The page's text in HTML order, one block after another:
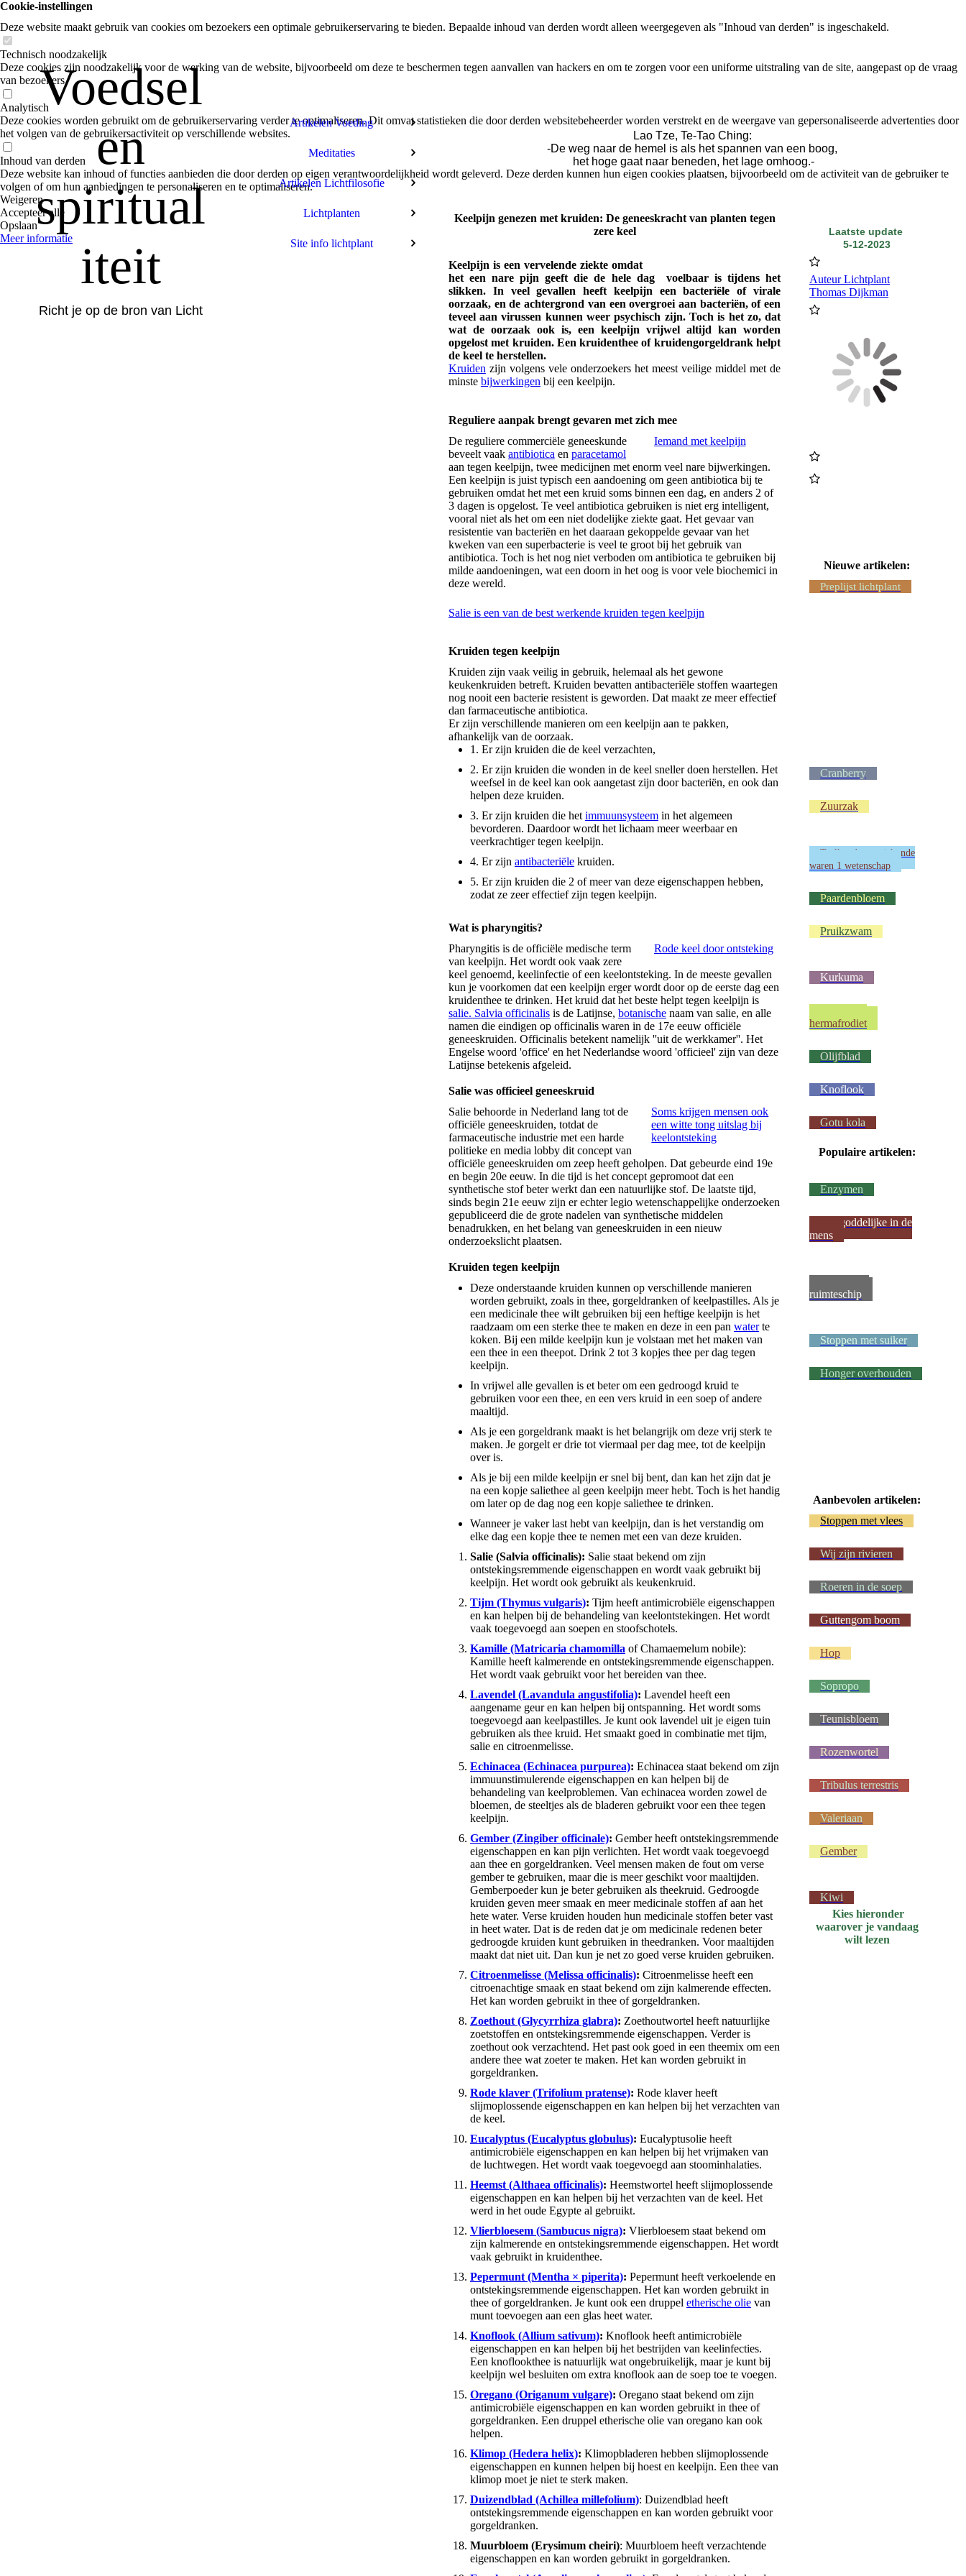
Voedsel
en
spiritual
iteit
Richt je op de bron van Licht
Artikelen Voeding
Meditaties
Artikelen Lichtfilosofie
Lichtplanten
Site info lichtplant
Lao Tze, Te-Tao Ching:
-De weg naar de hemel is als het spannen van een boog,
het hoge gaat naar beneden, het lage omhoog.-
Keelpijn genezen met kruiden: De geneeskracht van planten tegen
zere keel
Keelpijn is een vervelende ziekte omdat
het een nare pijn geeft die de hele dag voelbaar is tijdens het
slikken. In veel gevallen heeft keelpijn een bacteriële of virale
oorzaak, en de achtergrond van een overgroei aan bacteriën, of een
teveel aan virussen kunnen weer psychisch zijn. Toch is het zo, dat
wat de oorzaak ook is, een keelpijn vrijwel altijd kan worden
opgelost met kruiden. Een kruidenthee of kruidengorgeldrank helpt
de keel te herstellen.
Kruiden zijn volgens vele onderzoekers het meest veilige middel met de
minste bijwerkingen bij een keelpijn.
Reguliere aanpak brengt gevaren met zich mee
Iemand met keelpijn
De reguliere commerciële geneeskunde
beveelt vaak antibiotica en paracetamol
aan tegen keelpijn, twee medicijnen met enorm veel nare bijwerkingen.
Een keelpijn is juist typisch een aandoening om geen antibiotica bij te
gebruiken omdat het met een kruid soms binnen een dag, en anders 2 of
3 dagen is opgelost. Te veel antibiotica gebruiken is niet erg intelligent,
vooral niet als het om een niet dodelijke ziekte gaat. Het gevaar van
resistentie van bacteriën en het daaraan gekoppelde gevaar van het
kweken van een superbacterie is veel te groot bij het gebruik van
antibiotica. Toch is het nog niet verboden om antibiotica te gebruiken bij
milde aandoeningen, wat een doorn in het oog is voor vele biochemici in
deze wereld.
Salie is een van de best werkende kruiden tegen keelpijn
Kruiden tegen keelpijn
Kruiden zijn vaak veilig in gebruik, helemaal als het gewone
keukenkruiden betreft. Kruiden bevatten antibacteriële stoffen waartegen
nog nooit een bacterie resistent is geworden. Dat maakt ze meer effectief
dan farmaceutische antibiotica.
Er zijn verschillende manieren om een keelpijn aan te pakken,
afhankelijk van de oorzaak.
1. Er zijn kruiden die de keel verzachten,
2. Er zijn kruiden die wonden in de keel sneller doen herstellen. Het
weefsel in de keel kan ook aangetast zijn door bacteriën, en ook dan
helpen deze kruiden.
3. Er zijn kruiden die het immuunsysteemin het algemeen
bevorderen. Daardoor wordt het lichaam meer weerbaar en
veerkrachtiger tegen keelpijn.
4. Er zijn antibacteriëlekruiden.
5. Er zijn kruiden die 2 of meer van deze eigenschappen hebben,
zodat ze zeer effectief zijn tegen keelpijn.
Wat is pharyngitis?
Rode keel door ontsteking
Pharyngitis is de officiële medische term
van keelpijn. Het wordt ook vaak zere
keel genoemd, keelinfectie of een keelontsteking. In de meeste gevallen
kun je voorkomen dat een keelpijn erger wordt door op de eerste dag een
kruidenthee te drinken. Het kruid dat het beste helpt tegen keelpijn is
salie. Salvia officinalisis de Latijnse, botanischenaam van salie, en alle
namen die eindigen op officinalis waren in de 17e eeuw officiële
geneeskruiden. Officinalis betekent namelijk ''uit de werkkamer''. Het
Engelse woord 'office' en het Nederlandse woord 'officieel' zijn van deze
Latijnse betekenis afgeleid.
Salie was officieel geneeskruid
Soms krijgen mensen ook
een witte tong uitslag bij
keelontsteking
Salie behoorde in Nederland lang tot de
officiële geneeskruiden, totdat de
farmaceutische industrie met een harde
politieke en media lobby dit concept van
officiële geneeskruiden om zeep heeft geholpen. Dat gebeurde eind 19e
en begin 20e eeuw. In die tijd is het concept gepromoot dat een
synthetische stof beter werkt dan een natuurlijke stof. De laatste tijd,
sinds begin 21e eeuw zijn er echter legio wetenschappelijke onderzoeken
gepubliceerd die de grote nadelen van synthetische middelen
benadrukken, en het belang van geneeskruiden in een nieuw
onderzoekslicht plaatsen.
Kruiden tegen keelpijn
Deze onderstaande kruiden kunnen op verschillende manieren
worden gebruikt, zoals in thee, gorgeldranken of keelpastilles. Als je
een medicinale thee wilt gebruiken bij een heftige keelpijn is het
raadzaam om een sterke thee te maken en deze in een pan waterte
koken. Bij een milde keelpijn kun je volstaan met het maken van
een thee in een theepot. Drink 2 tot 3 kopjes thee per dag tegen
keelpijn.
In vrijwel alle gevallen is et beter om een gedroogd kruid te
gebruiken voor een thee, en een vers kruid in een soep of andere
maaltijd.
Als je een gorgeldrank maakt is het belangrijk om deze vrij sterk te
maken. Je gorgelt er drie tot viermaal per dag mee, tot de keelpijn
over is.
Als je bij een milde keelpijn er snel bij bent, dan kan het zijn dat je
na een kopje saliethee al geen keelpijn meer hebt. Toch is het handig
om later op de dag nog een kopje saliethee te drinken.
Wanneer je vaker last hebt van keelpijn, dan is het verstandig om
elke dag een kopje thee te nemen met een van deze kruiden.
Salie (Salvia officinalis): Salie staat bekend om zijn
ontstekingsremmende eigenschappen en wordt vaak gebruikt bij
keelpijn. Het wordt ook gebruikt als keukenkruid.
Tijm (Thymus vulgaris): Tijm heeft antimicrobiële eigenschappen
en kan helpen bij de behandeling van keelontstekingen. Het wordt
vaak toegevoegd aan soepen en stoofschotels.
Kamille (Matricaria chamomilla of Chamaemelum nobile):
Kamille heeft kalmerende en ontstekingsremmende eigenschappen.
Het wordt vaak gebruikt voor het bereiden van thee.
Lavendel (Lavandula angustifolia): Lavendel heeft een
aangename geur en kan helpen bij ontspanning. Het wordt soms
toegevoegd aan keelpastilles. Je kunt ook lavendel uit je eigen tuin
gebruiken als thee kruid. Het smaakt goed in combinatie met tijm,
salie en citroenmelisse.
Echinacea (Echinacea purpurea): Echinacea staat bekend om zijn
immuunstimulerende eigenschappen en kan helpen bij de
behandeling van keelproblemen. Van echinacea worden zowel de
bloemen, de steeltjes als de bladeren gebruikt voor een thee tegen
keelpijn.
Gember (Zingiber officinale): Gember heeft ontstekingsremmende
eigenschappen en kan pijn verlichten. Het wordt vaak toegevoegd
aan thee en gorgeldranken. Veel mensen maken de fout om verse
gember te gebruiken, maar die is meer geschikt voor maaltijden.
Gemberpoeder kun je beter gebruiken als theekruid. Gedroogde
kruiden geven meer smaak en meer medicinale stoffen af aan het
hete water. Verse kruiden houden hun medicinale stoffen beter vast
in heet water. Dat is de reden dat je om medicinale redenen beter
gedroogde kruiden kunt gebruiken in theedranken. Voor maaltijden
maakt dat niet uit. Dan kun je net zo goed verse kruiden gebruiken.
Citroenmelisse (Melissa officinalis): Citroenmelisse heeft een
citroenachtige smaak en staat bekend om zijn kalmerende effecten.
Het kan worden gebruikt in thee of gorgeldranken.
Zoethout (Glycyrrhiza glabra): Zoethoutwortel heeft natuurlijke
zoetstoffen en ontstekingsremmende eigenschappen. Verder is
zoethout ook verzachtend. Het past ook goed in een theemix om een
andere thee wat zoeter te maken. Het kan worden gebruikt in
gorgeldranken.
Rode klaver (Trifolium pratense): Rode klaver heeft
slijmoplossende eigenschappen en kan helpen bij het verzachten van
de keel.
Eucalyptus (Eucalyptus globulus): Eucalyptusolie heeft
antimicrobiële eigenschappen en kan helpen bij het vrijmaken van
de luchtwegen. Het wordt vaak toegevoegd aan stoominhalaties.
Heemst (Althaea officinalis): Heemstwortel heeft slijmoplossende
eigenschappen en kan helpen bij het verzachten van de keel. Het
werd in het oude Egypte al gebruikt.
Vlierbloesem (Sambucus nigra): Vlierbloesem staat bekend om
zijn kalmerende en ontstekingsremmende eigenschappen. Het wordt
vaak gebruikt in kruidenthee.
Pepermunt (Mentha × piperita): Pepermunt heeft verkoelende en
ontstekingsremmende eigenschappen. Het kan worden gebruikt in
thee of gorgeldranken. Je kunt ook een druppel etherische olievan
munt toevoegen aan een glas heet water.
Knoflook (Allium sativum): Knoflook heeft antimicrobiële
eigenschappen en kan helpen bij het bestrijden van keelinfecties.
Een knoflookthee is natuurlijk wat ongebruikelijk, maar je kunt bij
keelpijn wel besluiten om extra knoflook aan de soep toe te voegen.
Oregano (Origanum vulgare): Oregano staat bekend om zijn
antimicrobiële eigenschappen en kan worden gebruikt in thee of
gorgeldranken. Een druppel etherische olie van oregano kan ook
helpen.
Klimop (Hedera helix): Klimopbladeren hebben slijmoplossende
eigenschappen en kunnen helpen bij hoest en keelpijn. Een thee van
klimop moet je niet te sterk maken.
Duizendblad (Achillea millefolium): Duizendblad heeft
ontstekingsremmende eigenschappen en kan worden gebruikt voor
gorgeldranken.
Muurbloem (Erysimum cheiri): Muurbloem heeft verzachtende
eigenschappen en kan worden gebruikt in gorgeldranken.
Laatste update
5-12-2023
Auteur Lichtplant
Thomas Dijkman
Nieuwe artikelen:
Preplijst lichtplant
Cranberry
Zuurzak
Taalkunde en wiskunde
waren 1 wetenschap
Paardenbloem
Pruikzwam
Kurkuma
Wij waren
hermafrodiet
Olijfblad
Knoflook
Gotu kola
Populaire artikelen:
Enzymen
Het goddelijke in de
mens
Metsel een
ruimteschip
Stoppen met suiker
Honger overhouden
Aanbevolen artikelen:
Stoppen met vlees
Wij zijn rivieren
Roeren in de soep
Guttengom boom
Hop
Sopropo
Teunisbloem
Rozenwortel
Tribulus terrestris
Valeriaan
Gember
Kiwi
Kies hieronder
waarover je vandaag
wilt lezen
Cookie-instellingen
Deze website maakt gebruik van cookies om bezoekers een optimale gebruikerservaring te bieden. Bepaalde inhoud van derden wordt alleen weergegeven als "Inhoud van derden" is ingeschakeld.
Technisch noodzakelijk
Deze cookies zijn noodzakelijk voor de werking van de website, bijvoorbeeld om deze te beschermen tegen aanvallen van hackers en om te zorgen voor een uniforme uitstraling van de site, aangepast op de vraag
van bezoekers.
Analytisch
Deze cookies worden gebruikt om de gebruikerservaring verder te optimaliseren. Dit omvat statistieken die door derden websitebeheerder worden verstrekt en de weergave van gepersonaliseerde advertenties door
het volgen van de gebruikersactiviteit op verschillende websites.
Inhoud van derden
Deze website kan inhoud of functies aanbieden die door derden op eigen verantwoordelijkheid wordt geleverd. Deze derden kunnen hun eigen cookies plaatsen, bijvoorbeeld om de activiteit van de gebruiker te
volgen of om hun aanbiedingen te personaliseren en te optimaliseren.
Weigeren
Accepteer alle
Opslaan
Meer informatie